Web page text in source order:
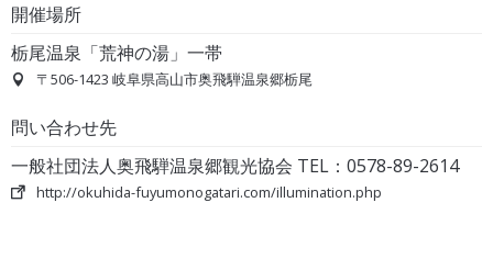
開催場所
栃尾温泉「荒神の湯」一帯
〒506-1423 岐阜県高山市奥飛騨温泉郷栃尾
問い合わせ先
一般社団法人奥飛騨温泉郷観光協会 TEL：0578-89-2614
http://okuhida-fuyumonogatari.com/illumination.php